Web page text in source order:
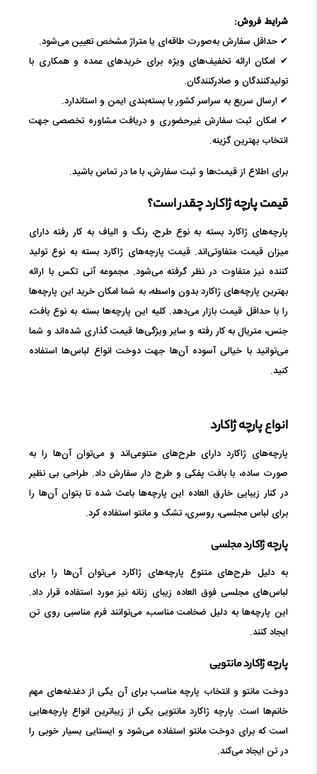
شرایط فروش:
✔ حداقل سفارش به‌صورت طاقه‌ای یا متراژ مشخص تعیین می‌شود.
✔ امکان ارائه تخفیف‌های ویژه برای خریدهای عمده و همکاری با
تولیدکنندگان و صادرکنندگان.
✔ ارسال سریع به سراسر کشور با بسته‌بندی ایمن و استاندارد.
✔ امکان ثبت سفارش غیرحضوری و دریافت مشاوره تخصصی جهت
انتخاب بهترین گزینه.
برای اطلاع از قیمت‌ها و ثبت سفارش، با ما در تماس باشید.
قیمت پارچه ژاکارد چقدر است؟
پارچه‌های ژاکارد بسته به نوع طرح، رنگ و الیاف به کار رفته دارای
میزان قیمت متفاوتی‌اند. قیمت پارچه‌های ژاکارد بسته به نوع تولید
کننده نیز متفاوت در نظر گرفته می‌شود. مجموعه آنی تکس با ارائه
بهترین پارچه‌های ژاکارد بدون واسطه، به شما امکان خرید این پارچه‌ها
را با حداقل قیمت بازار می‌دهد. کلیه این پارچه‌ها بسته به نوع بافت،
جنس، متریال به کار رفته و سایر ویژگی‌ها قیمت گذاری شده‌اند و شما
می‌توانید با خیالی آسوده آن‌ها جهت دوخت انواع لباس‌ها استفاده
کنید.
انواع پارچه ژاکارد
پارچه‌های ژاکارد دارای طرح‌های متنوعی‌اند و می‌توان آن‌ها را به
صورت ساده، با بافت پفکی و طرح دار سفارش داد. طراحی بی نظیر
در کنار زیبایی خارق العاده این پارچه‌ها باعث شده تا بتوان آن‌ها را
برای لباس مجلسی، روسری، تشک و مانتو استفاده کرد.
پارچه ژاکارد مجلسی
به دلیل طرح‌های متنوع پارچه‌های ژاکارد می‌توان آن‌ها را برای
لباس‌های مجلسی فوق العاده زیبای زنانه نیز مورد استفاده قرار داد.
این پارچه‌ها به دلیل ضخامت مناسب، می‌توانند فرم مناسبی روی تن
ایجاد کنند.
پارچه ژاکارد مانتویی
دوخت مانتو و انتخاب پارچه مناسب برای آن یکی از دغدغه‌های مهم
خانم‌ها است. پارچه ژاکارد مانتویی یکی از زیباترین انواع پارچه‌هایی
است که برای دوخت مانتو استفاده می‌شود و ایستایی بسیار خوبی را
در تن ایجاد می‌کند.